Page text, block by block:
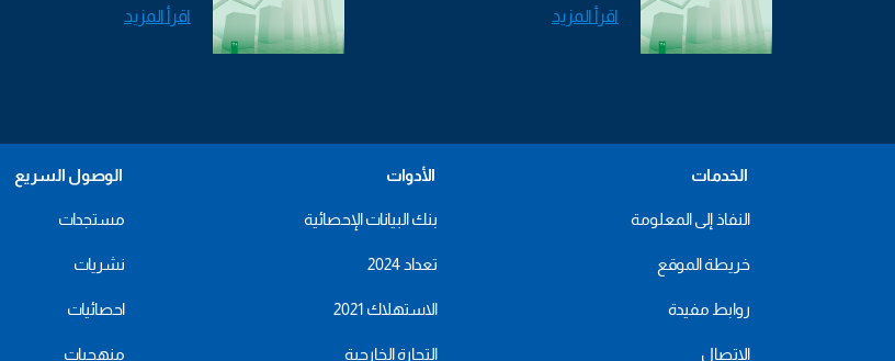
اقرأ المزيد اقرأ المزيد
الخدمات
النفاذ إلى المعلومة
خريطة الموقع
روابط مفيدة
الاتصال
الأدوات
بنك البيانات الإحصائية
تعداد 2024
الاستهلاك 2021
التجارة الخارجية
الوصول السريع
مستجدات
نشريات
احصائيات
منهجيات